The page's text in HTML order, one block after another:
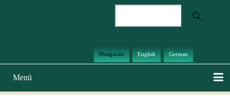
Hungarian English German
Main
navigation
Menü